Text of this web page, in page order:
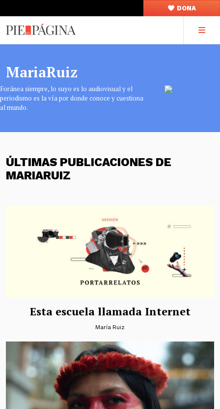
DONA
MariaRuiz
Foránea siempre, lo suyo es lo audiovisual y el
periodismo es la vía por donde conoce y cuestiona
al mundo.
ÚLTIMAS PUBLICACIONES DE
MARIARUIZ
Esta escuela llamada Internet
María Ruiz